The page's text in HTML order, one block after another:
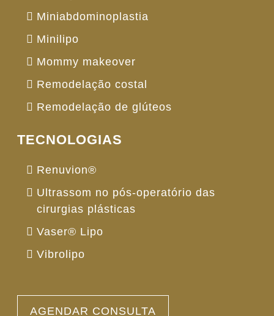
Miniabdominoplastia
Minilipo
Mommy makeover
Remodelação costal
Remodelação de glúteos
TECNOLOGIAS
Renuvion®
Ultrassom no pós-operatório das
cirurgias plásticas
Vaser® Lipo
Vibrolipo
AGENDAR CONSULTA